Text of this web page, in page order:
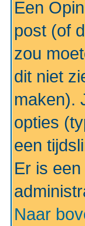
Een
post (of
zou
dit niet
maken).
opties
een
Er is
Naar